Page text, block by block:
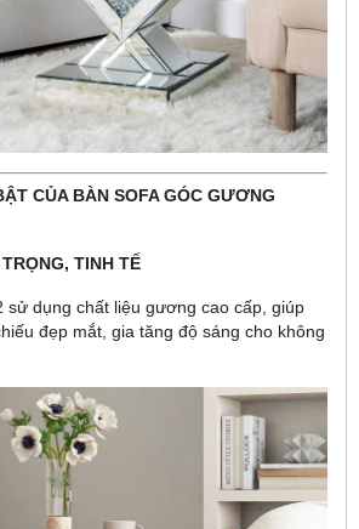
CỦA BÀN SOFA GÓC GƯƠNG
TINH TẾ
sử dụng chất liệu gương cao cấp, giúp
đẹp mắt, gia tăng độ sáng cho không